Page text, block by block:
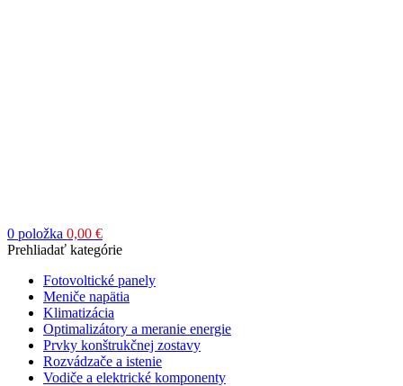
0 položka 0,00 €
Prehliadať kategórie
Fotovoltické panely
Meniče napätia
Klimatizácia
Optimalizátory a meranie energie
Prvky konštrukčnej zostavy
Rozvádzače a istenie
Vodiče a elektrické komponenty